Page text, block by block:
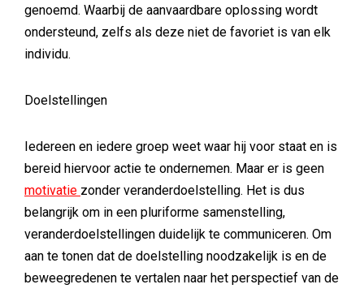
genoemd. Waarbij de aanvaardbare oplossing wordt
ondersteund, zelfs als deze niet de favoriet is van elk
individu.
Doelstellingen
Iedereen en iedere groep weet waar hij voor staat en is
bereid hiervoor actie te ondernemen. Maar er is geen
motivatie zonder veranderdoelstelling. Het is dus
belangrijk om in een pluriforme samenstelling,
veranderdoelstellingen duidelijk te communiceren. Om
aan te tonen dat de doelstelling noodzakelijk is en de
beweegredenen te vertalen naar het perspectief van de